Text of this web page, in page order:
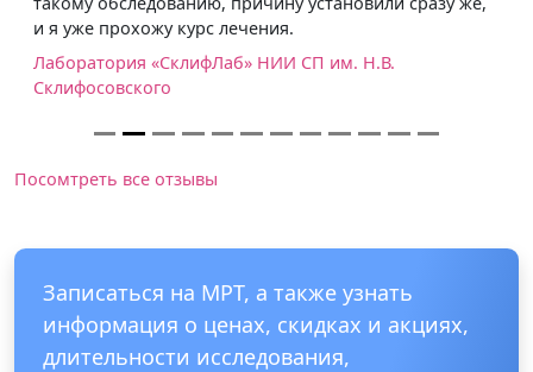
и я уже прохожу курс лечения.
Лаборатория «СклифЛаб» НИИ СП им. Н.В.
Склифосовского
Посомтреть все отзывы
Записаться на МРТ, а также узнать
информация о ценах, скидках и акциях,
длительности исследования,